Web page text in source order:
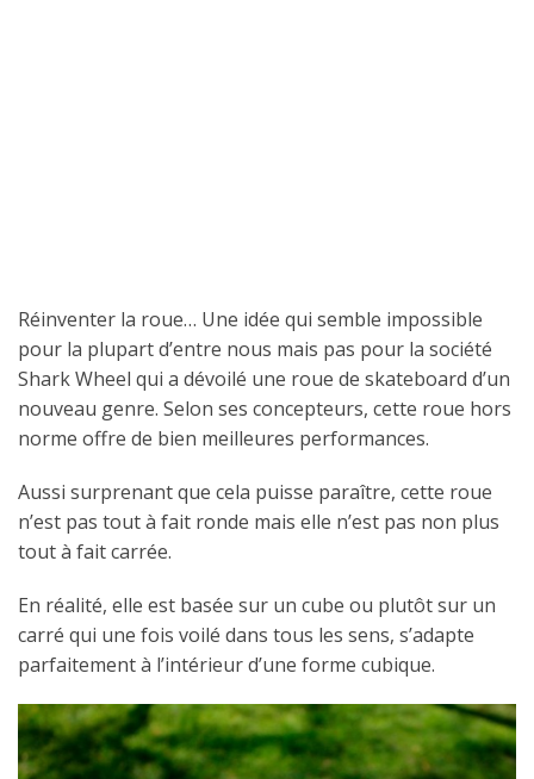
Réinventer la roue… Une idée qui semble impossible
pour la plupart d’entre nous mais pas pour la société
Shark Wheel qui a dévoilé une roue de skateboard d’un
nouveau genre. Selon ses concepteurs, cette roue hors
norme offre de bien meilleures performances.
Aussi surprenant que cela puisse paraître, cette roue
n’est pas tout à fait ronde mais elle n’est pas non plus
tout à fait carrée.
En réalité, elle est basée sur un cube ou plutôt sur un
carré qui une fois voilé dans tous les sens, s’adapte
parfaitement à l’intérieur d’une forme cubique.